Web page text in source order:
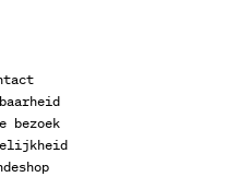
bezoek